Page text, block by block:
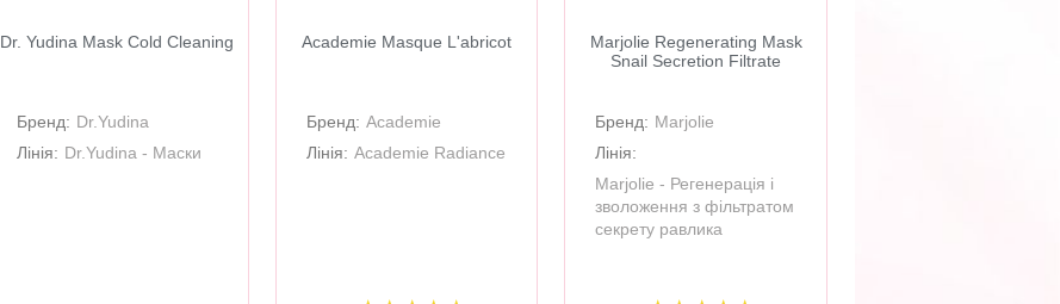
Dr. Yudina Mask Cold Cleaning
Бренд: Dr.Yudina
Лінія: Dr.Yudina - Маски
Academie Masque L'abricot
Бренд: Academie
Лінія: Academie Radiance
Marjolie Regenerating Mask
Snail Secretion Filtrate
Бренд: Marjolie
Лінія:
Marjolie - Регенерація і
зволоження з фільтратом
секрету равлика